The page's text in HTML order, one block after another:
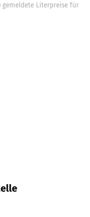
gemeldete Literpreise für